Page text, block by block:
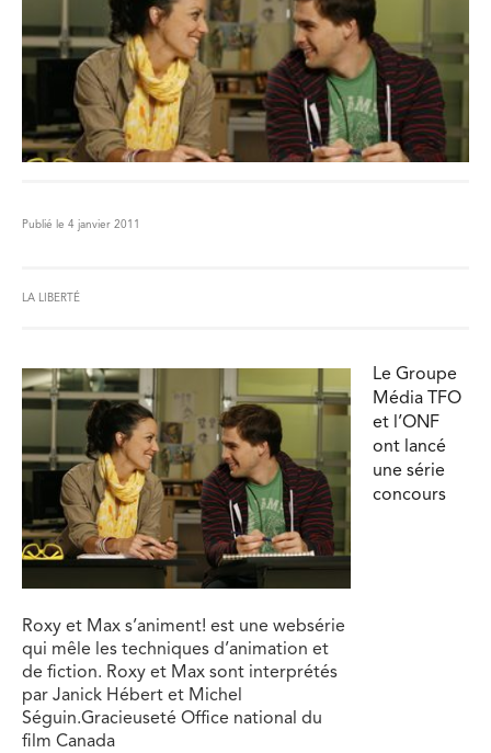
Publié le 4 janvier 2011
LA LIBERTÉ
Roxy et Max s’animent! est une websérie
qui mêle les techniques d’animation et
de fiction. Roxy et Max sont interprétés
par Janick Hébert et Michel
Séguin.Gracieuseté Office national du
film Canada
Le Groupe
Média TFO
et l’ONF
ont lancé
une série
concours